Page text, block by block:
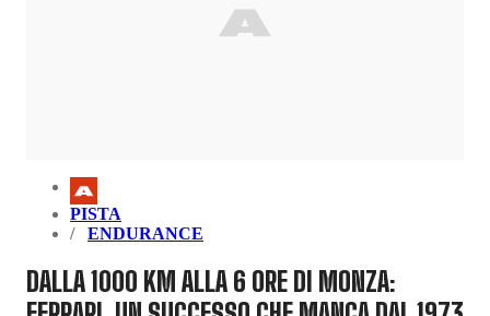
PISTA
ENDURANCE
DALLA 1000 KM ALLA 6 ORE DI MONZA: